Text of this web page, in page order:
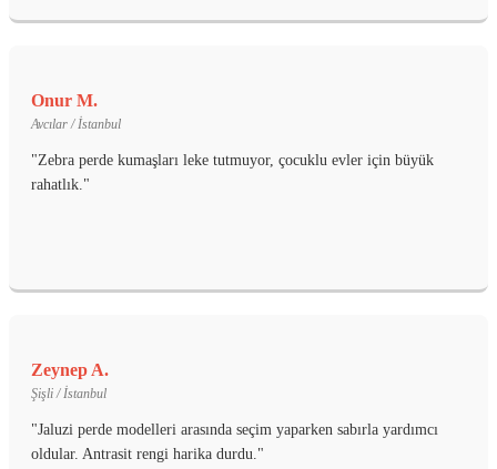
Onur M.
Avcılar / İstanbul
"Zebra perde kumaşları leke tutmuyor, çocuklu evler için büyük
rahatlık."
Zeynep A.
Şişli / İstanbul
"Jaluzi perde modelleri arasında seçim yaparken sabırla yardımcı
oldular. Antrasit rengi harika durdu."